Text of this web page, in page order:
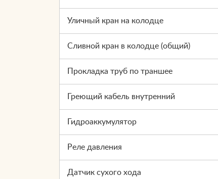
Уличный кран на колодце
Сливной кран в колодце (общий)
Прокладка труб по траншее
Греющий кабель внутренний
Гидроаккумулятор
Реле давления
Датчик сухого хода